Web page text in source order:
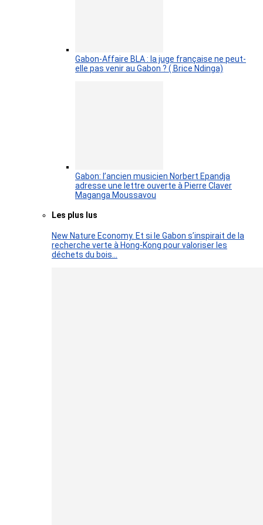
Gabon-Affaire BLA : la juge française ne peut-
elle pas venir au Gabon ? ( Brice Ndinga)
Gabon: l’ancien musicien Norbert Epandja
adresse une lettre ouverte à Pierre Claver
Maganga Moussavou
Les plus lus
New Nature Economy. Et si le Gabon s’inspirait de la
recherche verte à Hong-Kong pour valoriser les
déchets du bois…